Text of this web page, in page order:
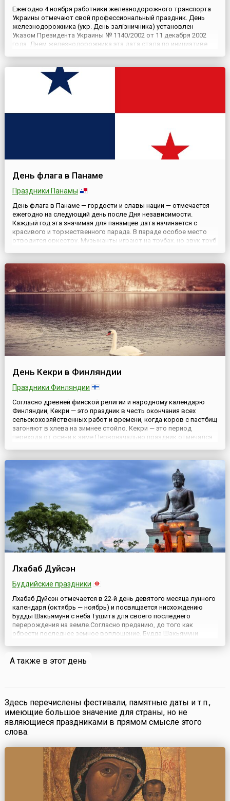
Ежегодно 4 ноября работники железнодорожного транспорта
Украины отмечают свой профессиональный праздник. День
железнодорожника (укр. День залізничника) установлен
Указом Президента Украины № 1140/2002 от 11 декабря 2002
года. Днем железнодорожника эта дата стала по инициативе
территори...
День флага в Панаме
Праздники Панамы
День флага в Панаме — гордости и славы нации — отмечается
ежегодно на следующий день после Дня независимости.
Каждый год эта значимая для панамцев дата начинается с
красивого и торжественного парада. В параде особое место
отводится оркестру. Музыканты играют на трубах, но звук труб
День Кекри в Финляндии
Праздники Финляндии
Согласно древней финской религии и народному календарю
Финляндии, Кекри — это праздник в честь окончания всех
сельскохозяйственных работ и времени, когда коров с пастбищ
загоняют в хлева на зимнее стойло. Кекри — это период
перехода от осени к зиме.Первоначально праздник отмечался
Лхабаб Дуйсэн
Буддийские праздники
Лхабаб Дуйсэн отмечается в 22-й день девятого месяца лунного
календаря (октябрь — ноябрь) и посвящается нисхождению
Будды Шакьямуни с неба Тушита для своего последнего
перерождения на земле.Согласно преданию, до того как
обрести последнее земное воплощение, Будда Шакьямуни
Тушита — четвертое небо, где обитают все бодхисаттвы до
того,...
А также в этот день
Здесь перечислены фестивали, памятные даты и т.п.,
имеющие большое значение для страны, но не
являющиеся праздниками в прямом смысле этого
слова.